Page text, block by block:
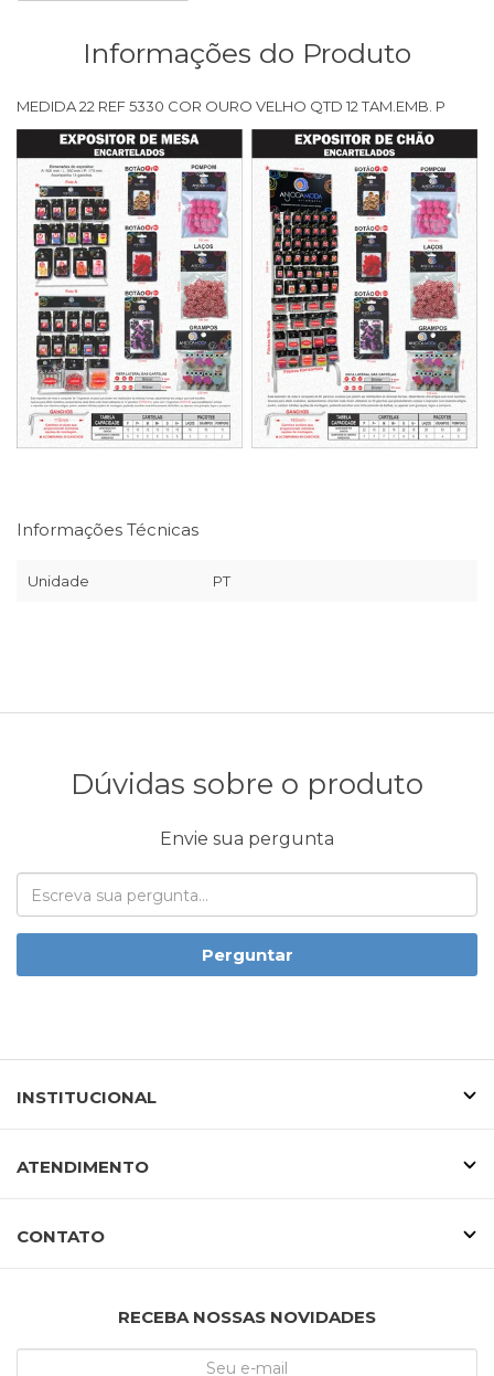
Informações do Produto
MEDIDA 22 REF 5330 COR OURO VELHO QTD 12 TAM.EMB. P
Informações Técnicas
Unidade PT
Dúvidas sobre o produto
Envie sua pergunta
Perguntar
INSTITUCIONAL
ATENDIMENTO
CONTATO
RECEBA NOSSAS NOVIDADES